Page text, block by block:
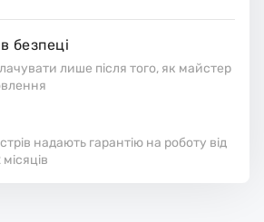
безпеці
лише після того, як майстер
надають гарантію на роботу від